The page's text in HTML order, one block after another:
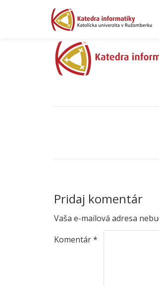
Pridaj komentár
Vaša e-mailová adresa
Komentár*